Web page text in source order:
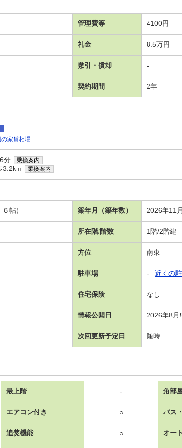
管理費等 4100円
礼金 8.5万円
敷引・償却 -
契約期間 2年
家賃相場
分 乗換案内
3.2km 乗換案内
帖） 築年月（築年数） 2026年11月
所在階/階数 1階/2階建
方位 南東
駐車場 - 近くの
住宅保険 なし
情報公開日 2026年8月
次回更新予定日 随時
最上階 - 角部
エアコン付き ○ バス
追焚機能 ○ オー